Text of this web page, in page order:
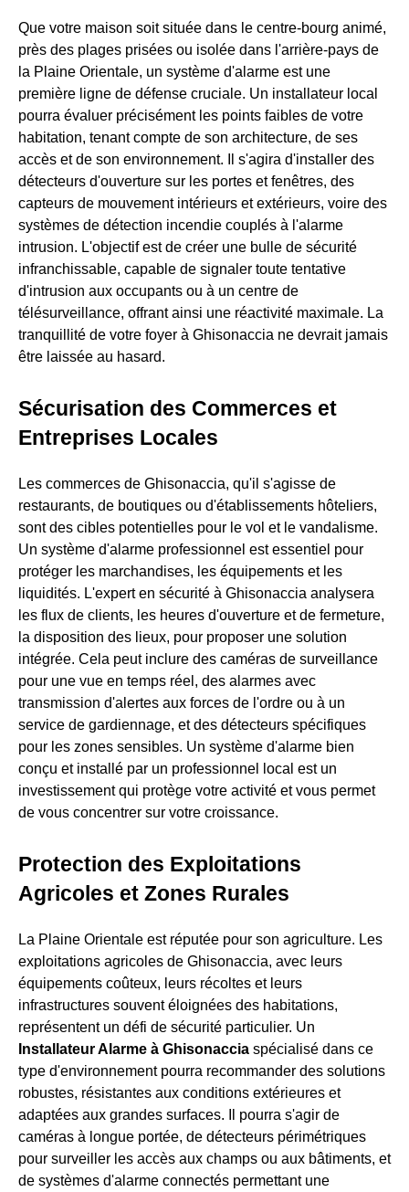
Que votre maison soit située dans le centre-bourg animé,
près des plages prisées ou isolée dans l'arrière-pays de
la Plaine Orientale, un système d'alarme est une
première ligne de défense cruciale. Un installateur local
pourra évaluer précisément les points faibles de votre
habitation, tenant compte de son architecture, de ses
accès et de son environnement. Il s'agira d'installer des
détecteurs d'ouverture sur les portes et fenêtres, des
capteurs de mouvement intérieurs et extérieurs, voire des
systèmes de détection incendie couplés à l'alarme
intrusion. L'objectif est de créer une bulle de sécurité
infranchissable, capable de signaler toute tentative
d'intrusion aux occupants ou à un centre de
télésurveillance, offrant ainsi une réactivité maximale. La
tranquillité de votre foyer à Ghisonaccia ne devrait jamais
être laissée au hasard.
Sécurisation des Commerces et
Entreprises Locales
Les commerces de Ghisonaccia, qu'il s'agisse de
restaurants, de boutiques ou d'établissements hôteliers,
sont des cibles potentielles pour le vol et le vandalisme.
Un système d'alarme professionnel est essentiel pour
protéger les marchandises, les équipements et les
liquidités. L'expert en sécurité à Ghisonaccia analysera
les flux de clients, les heures d'ouverture et de fermeture,
la disposition des lieux, pour proposer une solution
intégrée. Cela peut inclure des caméras de surveillance
pour une vue en temps réel, des alarmes avec
transmission d'alertes aux forces de l'ordre ou à un
service de gardiennage, et des détecteurs spécifiques
pour les zones sensibles. Un système d'alarme bien
conçu et installé par un professionnel local est un
investissement qui protège votre activité et vous permet
de vous concentrer sur votre croissance.
Protection des Exploitations
Agricoles et Zones Rurales
La Plaine Orientale est réputée pour son agriculture. Les
exploitations agricoles de Ghisonaccia, avec leurs
équipements coûteux, leurs récoltes et leurs
infrastructures souvent éloignées des habitations,
représentent un défi de sécurité particulier. Un
Installateur Alarme à Ghisonaccia spécialisé dans ce
type d'environnement pourra recommander des solutions
robustes, résistantes aux conditions extérieures et
adaptées aux grandes surfaces. Il pourra s'agir de
caméras à longue portée, de détecteurs périmétriques
pour surveiller les accès aux champs ou aux bâtiments, et
de systèmes d'alarme connectés permettant une